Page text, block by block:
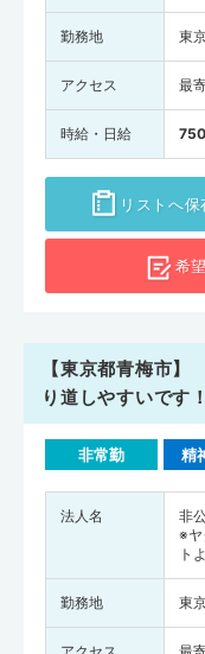
勤務地 東
アクセス 最
時給・日給
リストへ保
希
【東京都青梅市
り道しやすいです！
非常勤 精
法人名
非
※ヤ
ト
勤務地 東